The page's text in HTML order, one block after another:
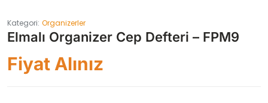
Kategori: Organizerler
Elmalı Organizer Cep Defteri – FPM9
Fiyat Alınız